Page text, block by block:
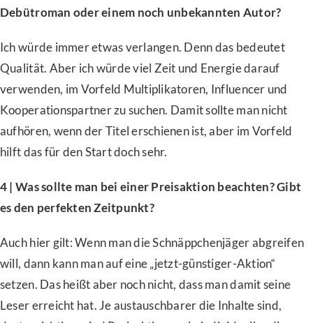
Debütroman oder einem noch unbekannten Autor?
Ich würde immer etwas verlangen. Denn das bedeutet
Qualität. Aber ich würde viel Zeit und Energie darauf
verwenden, im Vorfeld Multiplikatoren, Influencer und
Kooperationspartner zu suchen. Damit sollte man nicht
aufhören, wenn der Titel erschienen ist, aber im Vorfeld
hilft das für den Start doch sehr.
4 | Was sollte man bei einer Preisaktion beachten? Gibt
es den perfekten Zeitpunkt?
Auch hier gilt: Wenn man die Schnäppchenjäger abgreifen
will, dann kann man auf eine „jetzt-günstiger-Aktion“
setzen. Das heißt aber noch nicht, dass man damit seine
Leser erreicht hat. Je austauschbarer die Inhalte sind,